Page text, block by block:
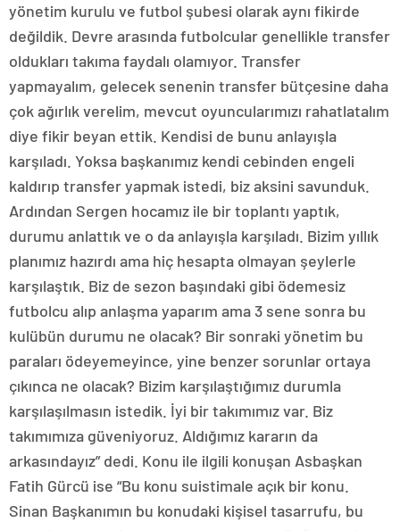
yönetim kurulu ve futbol şubesi olarak aynı fikirde
değildik. Devre arasında futbolcular genellikle transfer
oldukları takıma faydalı olamıyor. Transfer
yapmayalım, gelecek senenin transfer bütçesine daha
çok ağırlık verelim, mevcut oyuncularımızı rahatlatalım
diye fikir beyan ettik. Kendisi de bunu anlayışla
karşıladı. Yoksa başkanımız kendi cebinden engeli
kaldırıp transfer yapmak istedi, biz aksini savunduk.
Ardından Sergen hocamız ile bir toplantı yaptık,
durumu anlattık ve o da anlayışla karşıladı. Bizim yıllık
planımız hazırdı ama hiç hesapta olmayan şeylerle
karşılaştık. Biz de sezon başındaki gibi ödemesiz
futbolcu alıp anlaşma yaparım ama 3 sene sonra bu
kulübün durumu ne olacak? Bir sonraki yönetim bu
paraları ödeyemeyince, yine benzer sorunlar ortaya
çıkınca ne olacak? Bizim karşılaştığımız durumla
karşılaşılmasın istedik. İyi bir takımımız var. Biz
takımımıza güveniyoruz. Aldığımız kararın da
arkasındayız” dedi. Konu ile ilgili konuşan Asbaşkan
Fatih Gürcü ise “Bu konu suistimale açık bir konu.
Sinan Başkanımın bu konudaki kişisel tasarrufu, bu